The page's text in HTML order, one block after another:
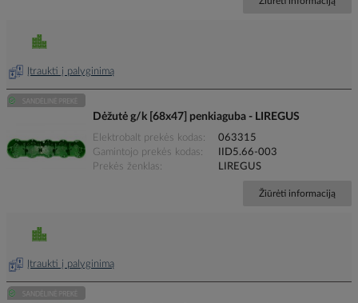
Įtraukti į palyginimą
Dėžutė g/k [68x47] penkiaguba - LIREGUS
Elektrobalt prekės kodas
063315
Gamintojo prekės kodas
IID5.66-003
Prekės ženklas
LIREGUS
Žiūrėti informaciją
Įtraukti į palyginimą